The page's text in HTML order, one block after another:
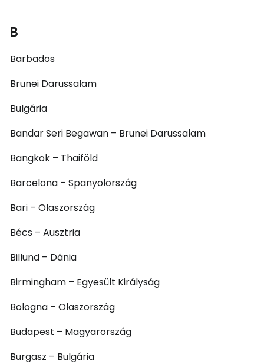
B
Barbados
Brunei Darussalam
Bulgária
Bandar Seri Begawan – Brunei Darussalam
Bangkok – Thaiföld
Barcelona – Spanyolország
Bari – Olaszország
Bécs – Ausztria
Billund – Dánia
Birmingham – Egyesült Királyság
Bologna – Olaszország
Budapest – Magyarország
Burgasz – Bulgária